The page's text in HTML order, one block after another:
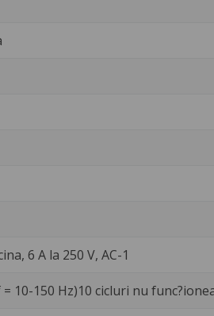
6 A la 250 V, AC-1
10-150 Hz)10 cicluri nu